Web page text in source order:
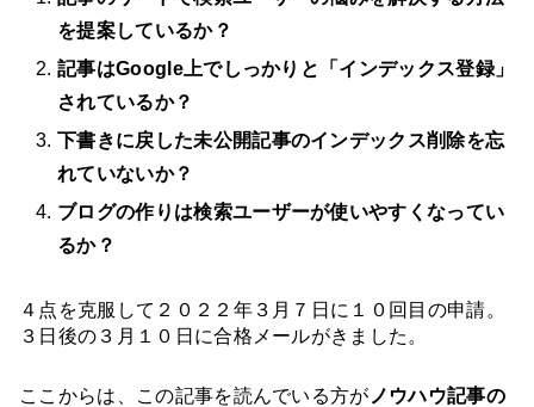
を提案しているか？
記事はGoogle上でしっかりと「インデックス登録」
されているか？
下書きに戻した未公開記事のインデックス削除を忘
れていないか？
ブログの作りは検索ユーザーが使いやすくなってい
るか？
４点を克服して２０２２年３月７日に１０回目の申請。
３日後の３月１０日に合格メールがきました。
ここからは、この記事を読んでいる方が ノウハウ記事の